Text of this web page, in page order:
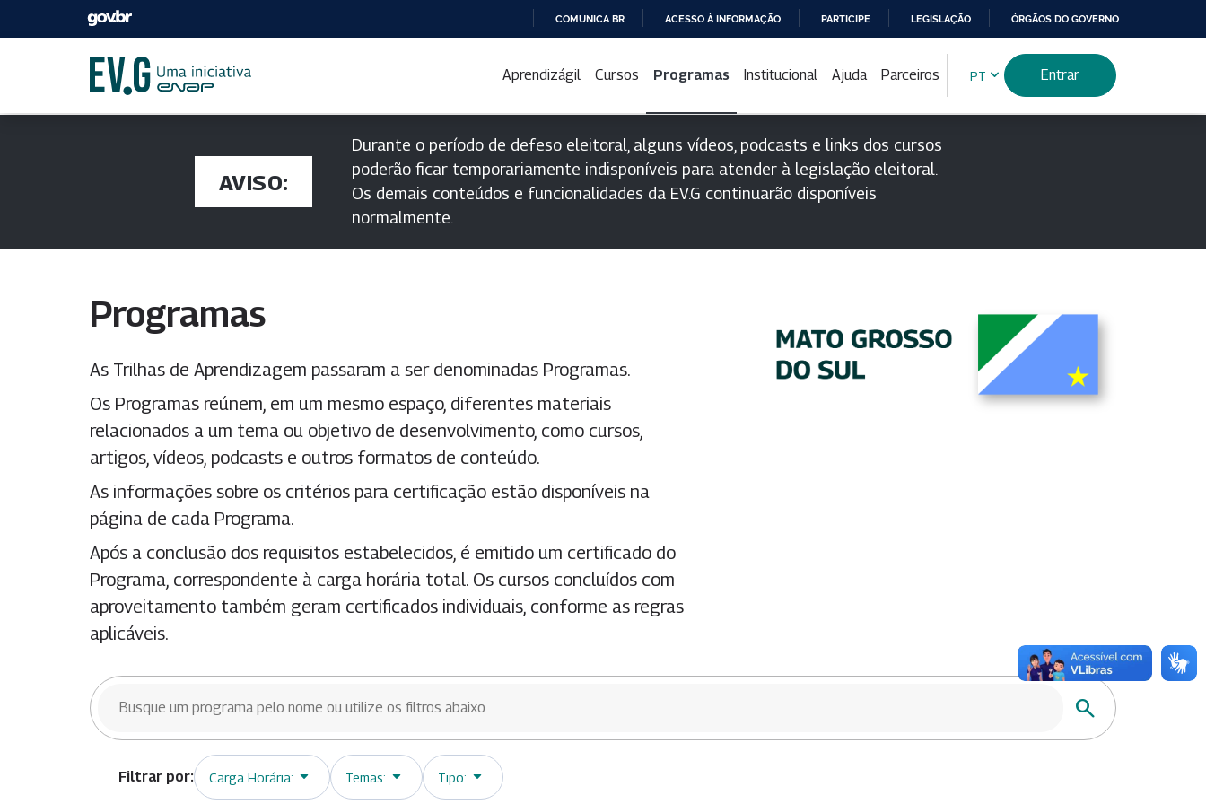
PARA
CONTEÚDO
COMUNICA BR ACESSO À INFORMAÇÃO PARTICIPE LEGISLAÇÃO ÓRGÃOS DO GOVERNO
Aprendizágil Cursos Programas Institucional Ajuda Parceiros PT Entrar
AVISO:
Durante o período de defeso eleitoral, alguns vídeos, podcasts e links dos cursos
poderão ficar temporariamente indisponíveis para atender à legislação eleitoral.
Os demais conteúdos e funcionalidades da EV.G continuarão disponíveis
normalmente.
Programas
As Trilhas de Aprendizagem passaram a ser denominadas Programas.
Os Programas reúnem, em um mesmo espaço, diferentes materiais
relacionados a um tema ou objetivo de desenvolvimento, como cursos,
artigos, vídeos, podcasts e outros formatos de conteúdo.
As informações sobre os critérios para certificação estão disponíveis na
página de cada Programa.
Após a conclusão dos requisitos estabelecidos, é emitido um certificado do
Programa, correspondente à carga horária total. Os cursos concluídos com
aproveitamento também geram certificados individuais, conforme as regras
aplicáveis.
BUSCAR TRILHAS
Buscar
Carga Horária: Temas: Tipo: